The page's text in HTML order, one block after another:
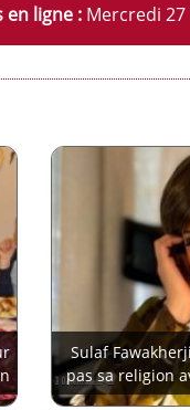
en ligne : Mercredi
Sulaf
pas sa religion